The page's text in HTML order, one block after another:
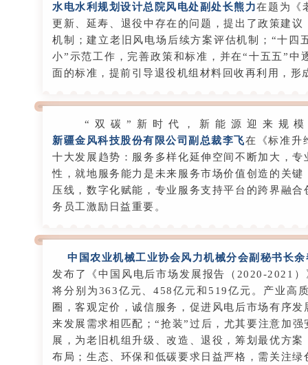
水电水利规划设计总院风电处副处长熊力在题为《
更新、延寿、退役中存在的问题，提出了政策建
机制；建立老旧风电场后续方案评估机制；“十四
小”示范工作，完善政策和标准，并在“十五五”
面的标准，提前引导退役机组材料回收再利用，形
“双碳”新时代，新能源迎来规模
新疆金风科技股份有限公司副总裁李飞在《标准升
十大发展趋势：服务多样化延伸空间不断加大，
性，就地服务能力是未来服务市场价值创造的关
压线，数字化赋能，专业服务支持平台的跨界融
务员工激励日益重要。
中国农业机械工业协会风力机械分会副秘书长余
发布了《中国风电后市场发展报告（2020-2021
将分别为363亿元、458亿元和519亿元。产业高
圈，客观定价，诚信服务，促进风电后市场有序
来发展需求相匹配；“抢装”过后，尤其要注意加
展，为老旧机组升级、改造、退役，筹划最优方
布局；生态、环保和低碳要求日益严格，需关注